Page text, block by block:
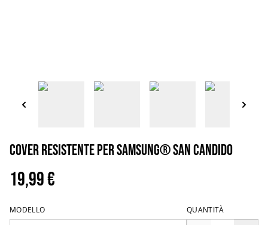
Cover resistente per Samsung® San Candido
19,99 €
MODELLO QUANTITÀ